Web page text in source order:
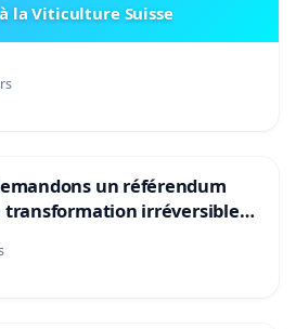
la Viticulture Suisse
un référendum
transformation irréversible